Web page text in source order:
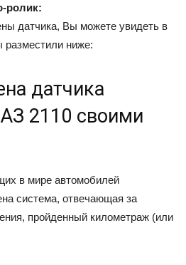
ролик:
датчика, Вы можете увидеть в
разместили ниже:
датчика
2110 своими
в мире автомобилей
система, отвечающая за
пройденный километраж (или